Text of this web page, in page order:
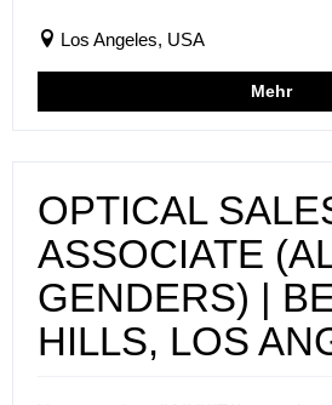
Los Angeles, USA
Mehr
OPTICAL
ASSOCIATE
GENDERS) |
HILLS, LOS